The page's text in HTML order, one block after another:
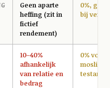
Geen aparte
heffing (zit in
fictief
rendement)
0%,
bij
10–40%
afhankelijk
van relatie en
bedrag
0% voor
moslims